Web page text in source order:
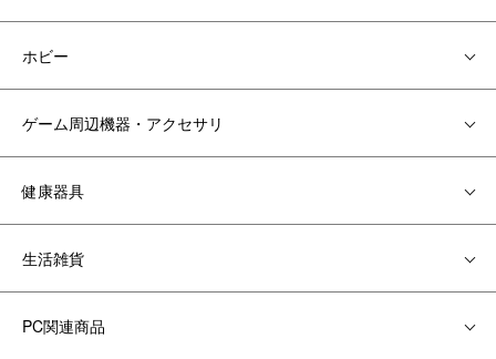
ホビー
ゲーム周辺機器・アクセサリ
健康器具
生活雑貨
PC関連商品